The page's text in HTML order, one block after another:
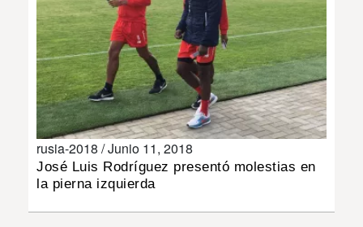
IMPRESO
rusia-2018 /Junio 11, 2018
José Luis Rodríguez presentó molestias en
la pierna izquierda